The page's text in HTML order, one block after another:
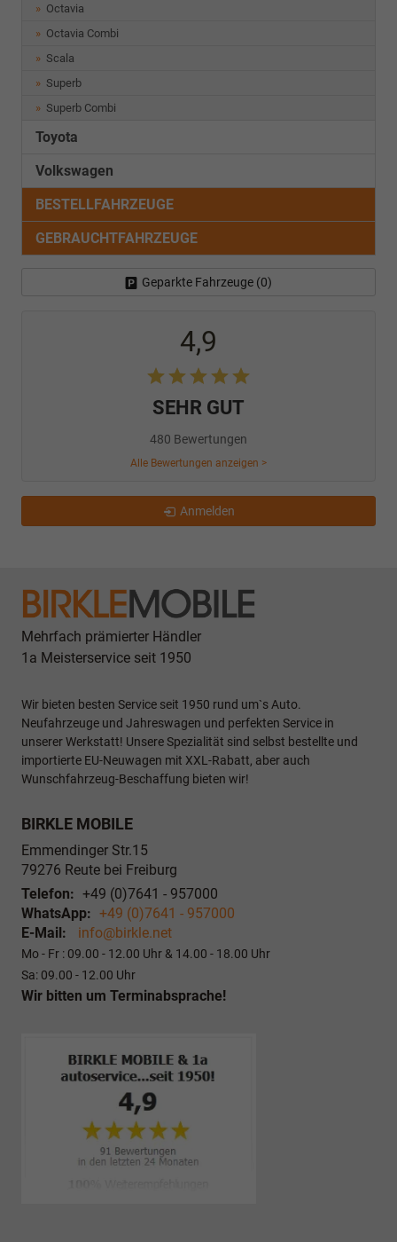
Octavia
Octavia Combi
Scala
Superb
Superb Combi
Toyota
Volkswagen
BESTELLFAHRZEUGE
GEBRAUCHTFAHRZEUGE
Geparkte Fahrzeuge (0)
4,9
SEHR GUT
480 Bewertungen
Alle Bewertungen anzeigen >
Anmelden
Mehrfach prämierter Händler
1a Meisterservice seit 1950
Wir bieten besten Service seit 1950 rund um`s Auto.
Neufahrzeuge und Jahreswagen und perfekten Service in
unserer Werkstatt! Unsere Spezialität sind selbst bestellte und
importierte EU-Neuwagen mit XXL-Rabatt, aber auch
Wunschfahrzeug-Beschaffung bieten wir!
BIRKLE MOBILE
Emmendinger Str.15
79276 Reute bei Freiburg
Telefon: +49 (0)7641 - 957000
WhatsApp: +49 (0)7641 - 957000
E-Mail:
info@birkle.net
Mo - Fr : 09.00 - 12.00 Uhr & 14.00 - 18.00 Uhr
Sa: 09.00 - 12.00 Uhr
Wir bitten um Terminabsprache!